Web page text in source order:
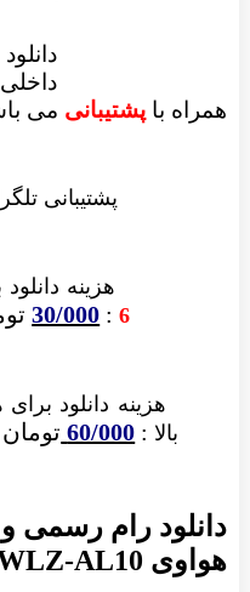
همراه با پشتیبانی می
پشتیبانی
هزینه دانلود
6
:
30/000
هزینه دانلود برای
بالا :
60/000 تومان
دانلود رام رسمی
هواوی nova 6 WLZ-AL10